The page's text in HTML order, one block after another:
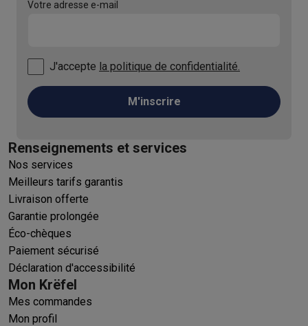
Votre adresse e-mail
J'accepte la politique de confidentialité.
M'inscrire
Renseignements et services
Nos services
Meilleurs tarifs garantis
Livraison offerte
Garantie prolongée
Éco-chèques
Paiement sécurisé
Déclaration d'accessibilité
Mon Krëfel
Mes commandes
Mon profil